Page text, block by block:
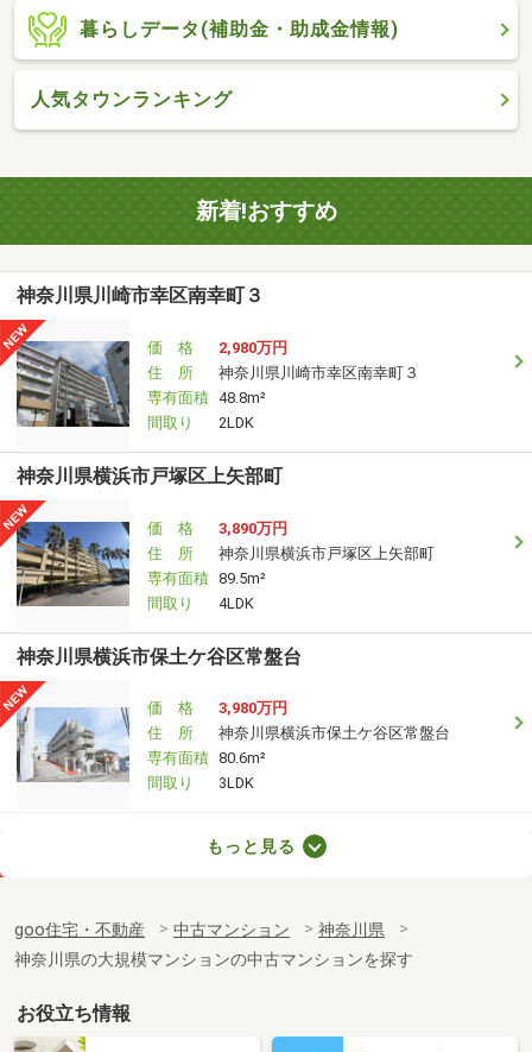
暮らしデータ(補助金・助成金情報)
人気タウンランキング
新着!おすすめ
神奈川県川崎市幸区南幸町３
価 格
2,980万円
住 所
神奈川県川崎市幸区南幸町３
専有面積 48.8m²
間取り
2LDK
神奈川県横浜市戸塚区上矢部町
価 格
3,890万円
住 所
神奈川県横浜市戸塚区上矢部町
専有面積 89.5m²
間取り
4LDK
神奈川県横浜市保土ケ谷区常盤台
価 格
3,980万円
住 所
神奈川県横浜市保土ケ谷区常盤台
専有面積 80.6m²
間取り
3LDK
神奈川県川崎市高津区千年
専有面積 86.53m²
間取り
3SLDK
神奈川県藤沢市片瀬４丁目
もっと見る
goo住宅・不動産 中古マンション
神奈川県
神奈川県の大規模マンションの中古マンションを探す
お役立ち情報